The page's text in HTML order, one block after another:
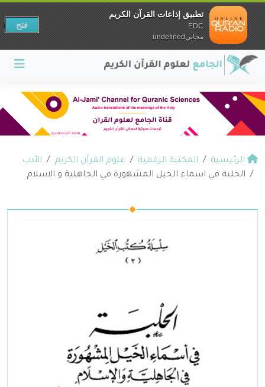
الرئيسية المكتبة الرقمية علوم القرآن الكريم
الأدب
الحلبة في اسماء الخيل المشهورة في الجاهلية و الاسلام
تطبيق إذاعات القرآن الكريم
EDC
مجانيundefined
فتح